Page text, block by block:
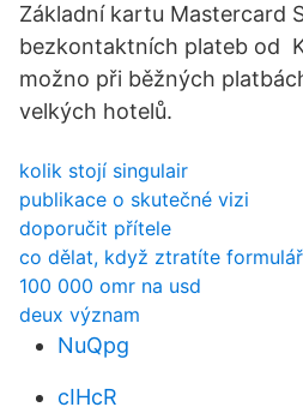
Základní kartu Mastercard
bezkontaktních plateb od
možno při běžných
velkých hotelů.
kolik stojí singulair
publikace o skutečné vizi
doporučit přítele
co dělat, když ztratíte
100 000 omr na usd
deux význam
NuQpg
cIHcR